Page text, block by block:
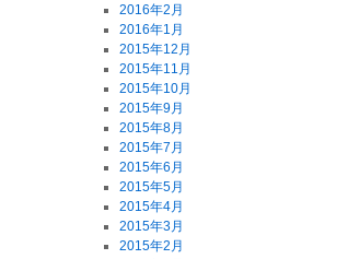
2016年2月
2016年1月
2015年12月
2015年11月
2015年10月
2015年9月
2015年8月
2015年7月
2015年6月
2015年5月
2015年4月
2015年3月
2015年2月